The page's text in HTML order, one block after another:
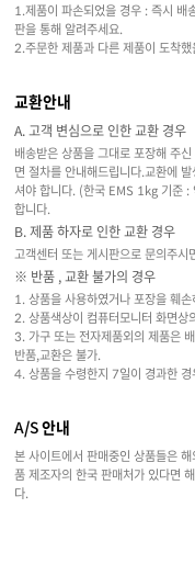
1.제품이 파손되었을 경우 : 즉시 배
판을 통해 알려주세요.
2.주문한 제품과 다른 제품이 도착
교환안내
A. 고객 변심으로 인한 교환 경우
배송받은 상품을 그대로 포장해 주
면 절차를 안내해드립니다.교환에
셔야 합니다. (한국 EMS 1kg 기준
합니다.
B. 제품 하자로 인한 교환 경우
고객센터 또는 게시판으로 문의주시
※ 반품 , 교환 불가의 경우
1. 상품을 사용하였거나 포장을 훼
2. 상품색상이 컴퓨터모니터 화면상
3. 가구 또는 전자제품외의 제품은
반품,교환은 불가.
4. 상품을 수령한지 7일이 경과한 경
A/S 안내
본 사이트에서 판매중인 상품들은
품 제조자의 한국 판매처가 있다면
다.